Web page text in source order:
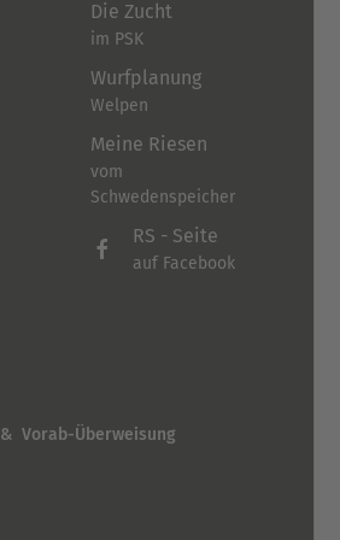
Die Zucht
im PSK
Wurfplanung
Welpen
Meine Riesen
vom
Schwedenspeicher
RS - Seite
auf Facebook
& Vorab-Überweisung